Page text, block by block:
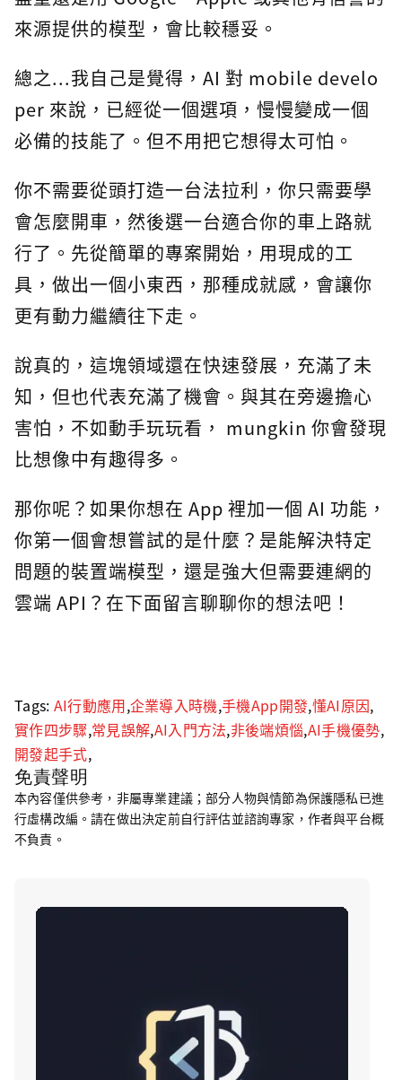
來源提供的模型，會比較穩妥。
總之...我自己是覺得，AI 對 mobile develo
per 來說，已經從一個選項，慢慢變成一個
必備的技能了。但不用把它想得太可怕。
你不需要從頭打造一台法拉利，你只需要學
會怎麼開車，然後選一台適合你的車上路就
行了。先從簡單的專案開始，用現成的工
具，做出一個小東西，那種成就感，會讓你
更有動力繼續往下走。
說真的，這塊領域還在快速發展，充滿了未
知，但也代表充滿了機會。與其在旁邊擔心
害怕，不如動手玩玩看， mungkin 你會發現
比想像中有趣得多。
那你呢？如果你想在 App 裡加一個 AI 功能，
你第一個會想嘗試的是什麼？是能解決特定
問題的裝置端模型，還是強大但需要連網的
雲端 API？在下面留言聊聊你的想法吧！
Tags: AI行動應用,企業導入時機,手機App開發,懂AI原因,
實作四步驟,常見誤解,AI入門方法,非後端煩惱,AI手機優勢,
開發起手式,
免責聲明
本內容僅供參考，非屬專業建議；部分人物與情節為保護隱私已進
行虛構改編。請在做出決定前自行評估並諮詢專家，作者與平台概
不負責。